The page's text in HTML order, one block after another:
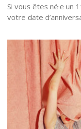
Si vous êtes né·e un
votre date